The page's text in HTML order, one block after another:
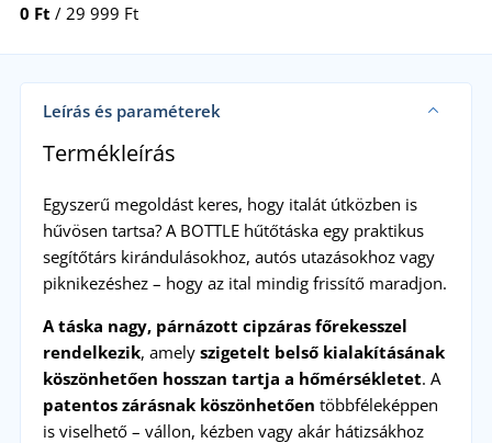
0 Ft / 29 999 Ft
Leírás és paraméterek
Termékleírás
Egyszerű megoldást keres, hogy italát útközben is
hűvösen tartsa? A BOTTLE hűtőtáska egy praktikus
segítőtárs kirándulásokhoz, autós utazásokhoz vagy
piknikezéshez – hogy az ital mindig frissítő maradjon.
A táska nagy, párnázott cipzáras főrekesszel
rendelkezik, amely szigetelt belső kialakításának
köszönhetően hosszan tartja a hőmérsékletet. A
patentos zárásnak köszönhetően többféleképpen
is viselhető – vállon, kézben vagy akár hátizsákhoz